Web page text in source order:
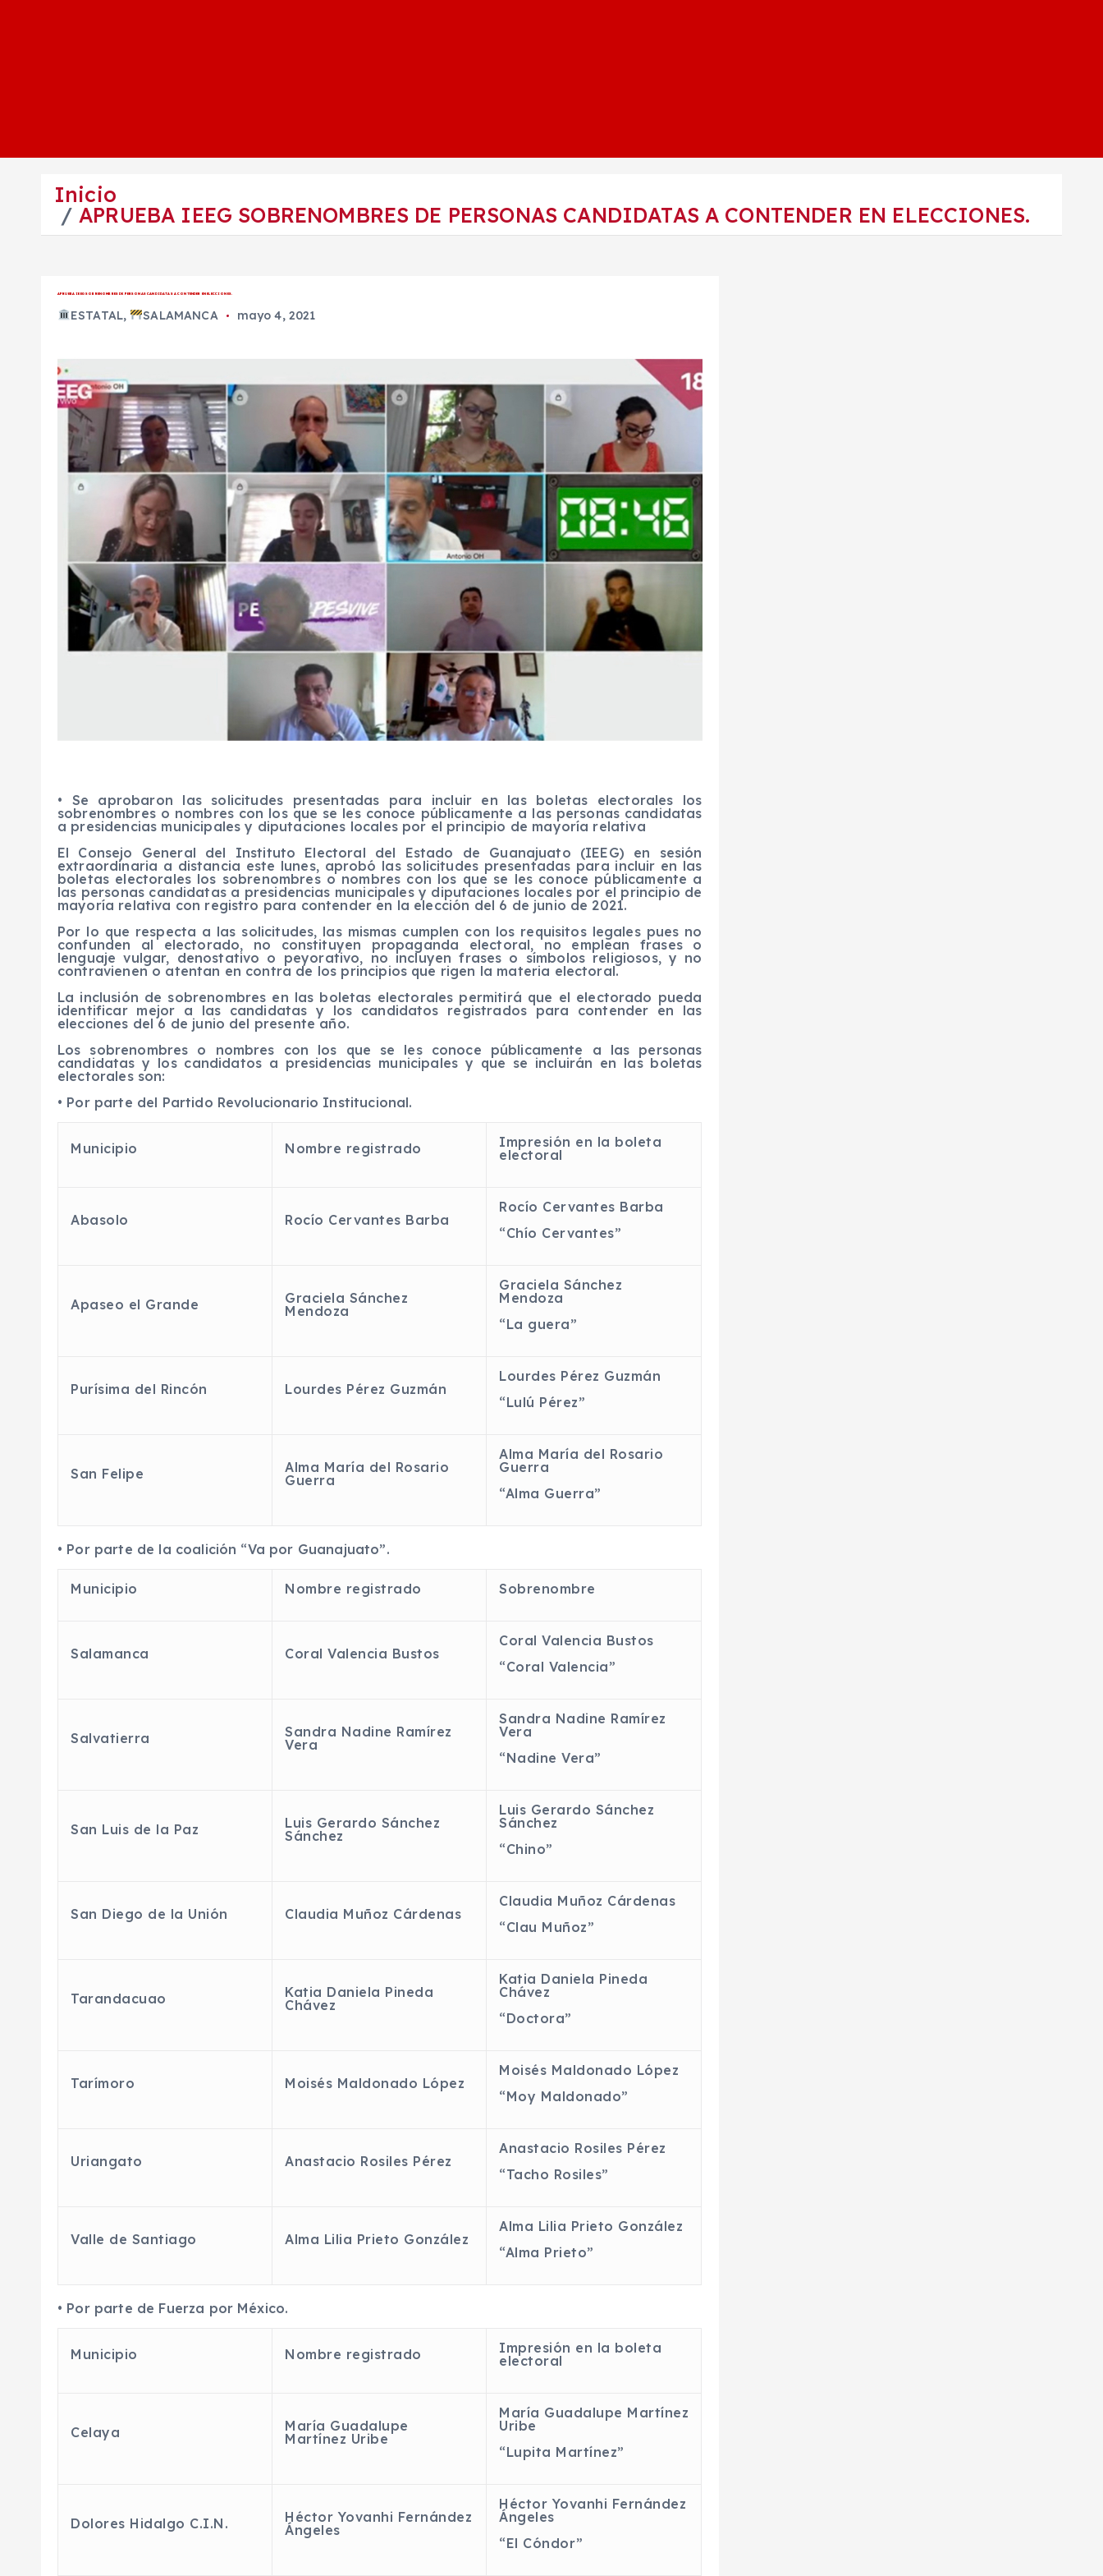
Inicio
APRUEBA IEEG SOBRENOMBRES DE PERSONAS CANDIDATAS A CONTENDER EN ELECCIONES.
APRUEBA IEEG SOBRENOMBRES DE PERSONAS CANDIDATAS A CONTENDER EN ELECCIONES.
ESTATAL, SALAMANCA mayo 4, 2021
• Se aprobaron las solicitudes presentadas para incluir en las boletas electorales los
sobrenombres o nombres con los que se les conoce públicamente a las personas candidatas
a presidencias municipales y diputaciones locales por el principio de mayoría relativa
El Consejo General del Instituto Electoral del Estado de Guanajuato (IEEG) en sesión
extraordinaria a distancia este lunes, aprobó las solicitudes presentadas para incluir en las
boletas electorales los sobrenombres o nombres con los que se les conoce públicamente a
las personas candidatas a presidencias municipales y diputaciones locales por el principio de
mayoría relativa con registro para contender en la elección del 6 de junio de 2021.
Por lo que respecta a las solicitudes, las mismas cumplen con los requisitos legalespues no
confunden al electorado, no constituyen propaganda electoral, no emplean frases o
lenguaje vulgar, denostativo o peyorativo, no incluyen frases o símbolos religiosos, y no
contravienen o atentan en contra de los principios que rigen la materia electoral.
La inclusión de sobrenombres en las boletas electorales permitirá que el electorado pueda
identificar mejor a las candidatas y los candidatos registrados para contender en las
elecciones del 6 de junio del presente año.
Los sobrenombres o nombres con los que se les conoce públicamente a las personas
candidatas y los candidatos a presidencias municipales y que se incluirán en las boletas
electorales son:
• Por parte del Partido Revolucionario Institucional.
Municipio Nombre registrado
Impresión en la boleta
electoral
Abasolo Rocío Cervantes Barba
Rocío Cervantes Barba
“Chío Cervantes”
Apaseo el Grande
Graciela Sánchez
Mendoza
Graciela Sánchez
Mendoza
“La guera”
Purísima del Rincón Lourdes Pérez Guzmán
Lourdes Pérez Guzmán
“Lulú Pérez”
San Felipe
Alma María del Rosario
Guerra
Alma María del Rosario
Guerra
“Alma Guerra”
• Por parte de la coalición “Va por Guanajuato”.
Municipio Nombre registrado Sobrenombre
Salamanca Coral Valencia Bustos
Coral Valencia Bustos
“Coral Valencia”
Salvatierra
Sandra Nadine Ramírez
Vera
Sandra Nadine Ramírez
Vera
“Nadine Vera”
San Luis de la Paz
Luis Gerardo Sánchez
Sánchez
Luis Gerardo Sánchez
Sánchez
“Chino”
San Diego de la Unión Claudia Muñoz Cárdenas
Claudia Muñoz Cárdenas
“Clau Muñoz”
Tarandacuao
Katia Daniela Pineda
Chávez
Katia Daniela Pineda
Chávez
“Doctora”
Tarímoro Moisés Maldonado López
Moisés Maldonado López
“Moy Maldonado”
Uriangato Anastacio Rosiles Pérez
Anastacio Rosiles Pérez
“Tacho Rosiles”
Valle de Santiago Alma Lilia Prieto González
Alma Lilia Prieto González
“Alma Prieto”
• Por parte de Fuerza por México.
Municipio Nombre registrado
Impresión en la boleta
electoral
Celaya
María Guadalupe
Martínez Uribe
María Guadalupe Martínez
Uribe
“Lupita Martínez”
Dolores Hidalgo C.I.N. Héctor Yovanhi Fernández
Ángeles
Héctor Yovanhi Fernández
Ángeles
“El Cóndor”